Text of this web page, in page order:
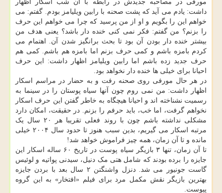
مورفی در مصاحبه جدیدش در رابطه با آن شب اسکار اظهار
داشت: یادم می آید که پشت صحنه با رابین ویلیامز بودم. گفتم: می
خواهم این را بگویم و او از من پرسید که چرا می خواهم این حرف
را بزنم؟ من گفتم: فکر نمی کنی خنده دار باشد؟ یعنی هدف من
بیشتر خنده دار بودن آن بود تا بحث برانگیز شدن آن. اهتمام می
کردم بامزه باشم و کمی حرف بزنم اما بامزه هم باشم. کمی هم
حرف جدید زده باشم اما رابین ویلیامز اظهار داشت: این حرف
احیانا برای خیلی ها خنده دار نخواهد بود.
در هر حال مورفی روی صحنه رفت و به حضار در مراسم اسکار
اظهار داشت: من نمی روم چون آنها سیاه پوستان را در سینما به
رسمیت نشناخته اند و احیانا هیچگاه به خاطر گفتن این حرف اسکار
نخواهم گرفت، اما خب، باید حرفم را بزنم. در حقیقت، امکان دارد
مشکلی نداشته باشم چون با روند فعلی تقریبا هر ۲۰ سال یک
مرتبه اسکار می گیریم، بدین سبب هنوز تا حدود سال ۲۰۰۴ خیلی
مانده و تا آن زمان، همه چیز فراموش خواهد شد!
تا آن زمان، تنها ۳ بازیگر سیاه پوست در تاریخ ۶۰ ساله اسکار این
جایزه را برده بودند که شامل هتی مک دنیل، سیدنی پواتیه و لوئیس
گاست جونیور می شد. دنزل واشنگتن ۲ سال بعد با بردن جایزه
بهترین بازیگر نقش مکمل مرد برای فیلم «افتخار» به این گروه
پیوست.